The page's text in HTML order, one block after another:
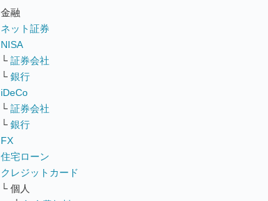
金融
ネット証券
NISA
└ 証券会社
└ 銀行
iDeCo
└ 証券会社
└ 銀行
FX
住宅ローン
クレジットカード
└ 個人